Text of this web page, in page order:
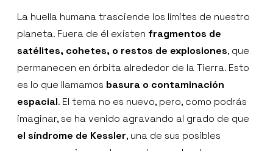
La huella humana trasciende los límites de nuestro
planeta. Fuera de él existen fragmentos de
satélites, cohetes, o restos de explosiones, que
permanecen en órbita alrededor de la Tierra. Esto
es lo que llamamos basura o contaminación
espacial. El tema no es nuevo, pero, como podrás
imaginar, se ha venido agravando al grado de que
el síndrome de Kessler, una de sus posibles